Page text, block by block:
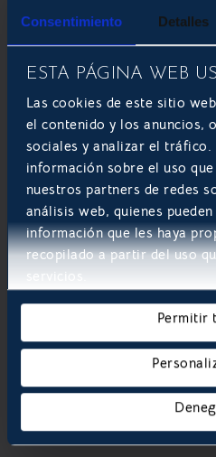
Consentimiento Detalles
ESTA PÁGINA WEB
Las cookies de este sitio
el contenido y los anuncios,
sociales y analizar el tráfico.
información sobre el uso
nuestros partners de redes
análisis web, quienes
información que les haya
recopilado a partir del uso
servicios.
Permitir